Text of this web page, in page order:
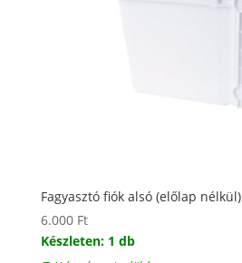
Fagyasztó fiók alsó (előlap nélkül)
6.000 Ft
Készleten: 1 db